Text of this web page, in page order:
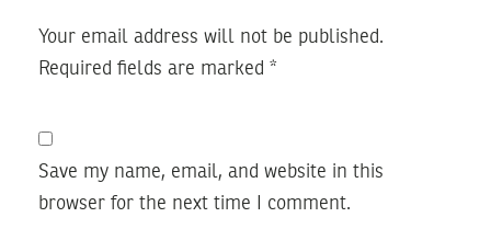
Your email address will not be published.
Required fields are marked *
Save my name, email, and website in this
browser for the next time I comment.